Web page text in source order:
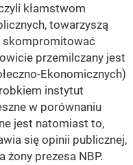
kłamstwom
towarzyszą
skompromitować
przemilczany jest
Ekonomicznych)
instytut
w porównaniu
jest natomiast to,
się opinii publicznej,
żony prezesa NBP.